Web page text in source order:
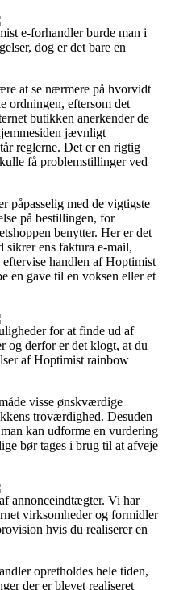
e-forhandler burde man i
dog er det bare en
at se nærmere på hvorvidt
ordningen, eftersom det
butikken anerkender de
jævnligt
reglerne. Det er en rigtig
få problemstillinger ved
påpasselig med de vigtigste
på bestillingen, for
benytter. Her er det
sikrer ens faktura e-mail,
handlen af Hoptimist
en gave til en voksen eller et
for at finde ud af
og derfor er det klogt, at du
af Hoptimist rainbow
visse ønskværdige
troværdighed. Desuden
kan udforme en vurdering
bør tages i brug til at afveje
annonceindtægter. Vi har
virksomheder og formidler
hvis du realiserer en
opretholdes hele tiden,
der er blevet realiseret